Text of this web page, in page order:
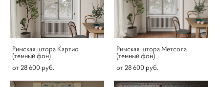
Римская штора Картио
(темный фон)
от 28 600 pуб.
Римская штора Метсола
(темный фон)
от 28 600 pуб.